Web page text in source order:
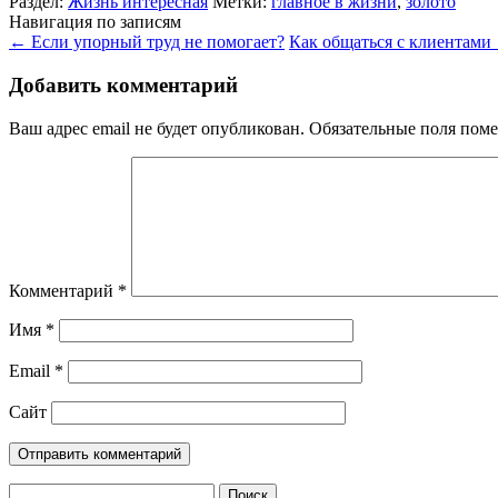
Навигация по записям
← Если упорный труд не помогает? Как общаться с клиентами
Добавить комментарий
Ваш адрес email не будет опубликован. Обязательные поля
Комментарий *
Имя *
Email *
Сайт